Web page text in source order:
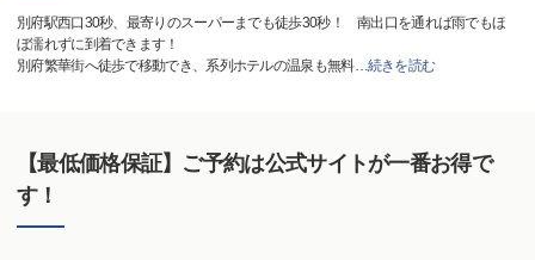
別府駅西口30秒、最寄りのスーパーまでも徒歩30秒！ 南出口を通れば雨でもほ
ぼ濡れずに到着できます！
別府繁華街へ徒歩で移動でき、系列ホテルの温泉も無料…続きを読む
【最低価格保証】ご予約は公式サイトが一番お得で
す！